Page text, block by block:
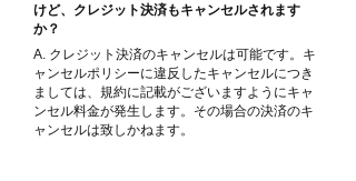
けど、クレジット決済もキャンセルされます
か？
A. クレジット決済のキャンセルは可能です。キ
ャンセルポリシーに違反したキャンセルにつき
ましては、規約に記載がございますようにキャ
ンセル料金が発生します。その場合の決済のキ
ャンセルは致しかねます。